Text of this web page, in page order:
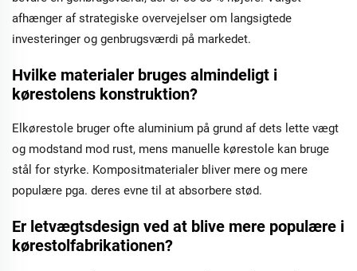
afhænger af strategiske overvejelser om langsigtede
investeringer og genbrugsværdi på markedet.
Hvilke materialer bruges almindeligt i
kørestolens konstruktion?
Elkørestole bruger ofte aluminium på grund af dets lette vægt
og modstand mod rust, mens manuelle kørestole kan bruge
stål for styrke. Kompositmaterialer bliver mere og mere
populære pga. deres evne til at absorbere stød.
Er letvægtsdesign ved at blive mere populære i
kørestolfabrikationen?